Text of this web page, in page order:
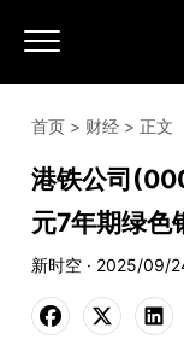
首页 > 财经 > 正文
港铁公司
元7年期绿色
新时空 · 2025/09/